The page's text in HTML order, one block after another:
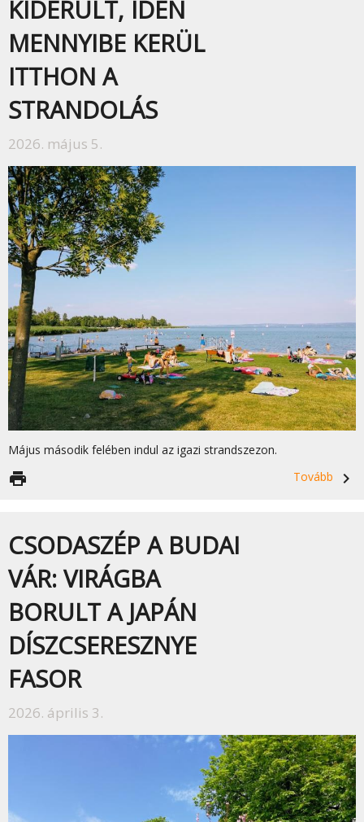
KIDERÜLT, IDÉN
MENNYIBE KERÜL
ITTHON A
STRANDOLÁS
2026. május 5.
Május második felében indul az igazi strandszezon.
Tovább
navigate_next
print
CSODASZÉP A BUDAI
VÁR: VIRÁGBA
BORULT A JAPÁN
DÍSZCSERESZNYE
FASOR
2026. április 3.